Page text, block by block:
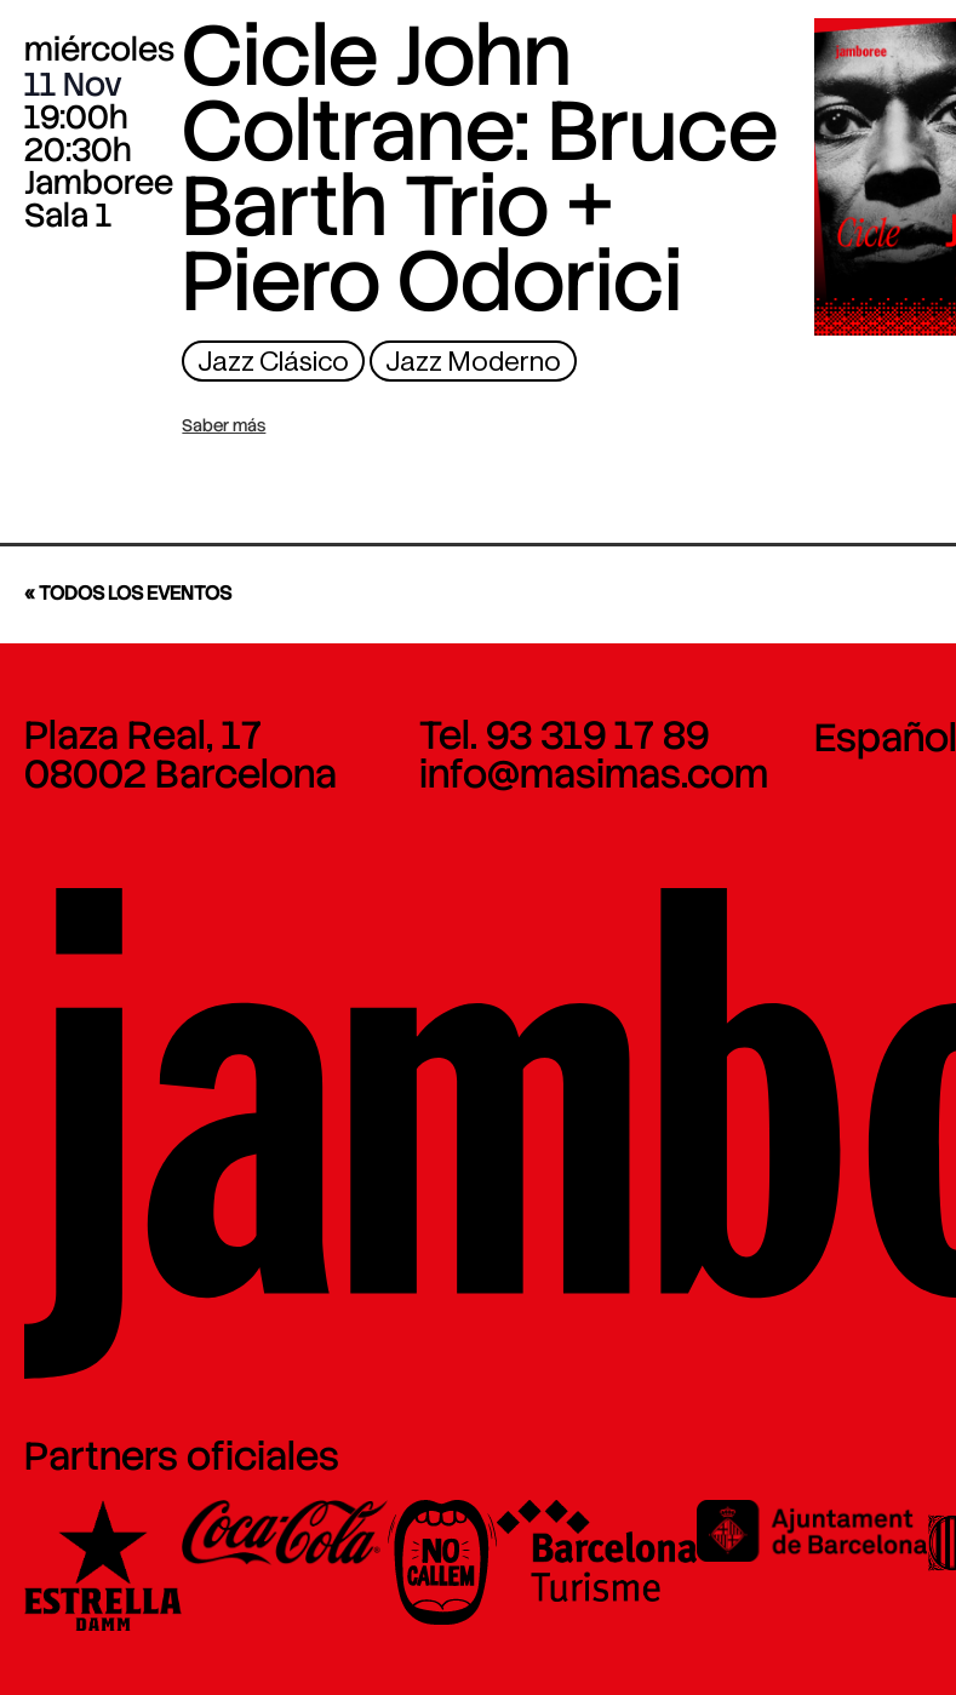
miércoles
11 Nov
19:00h
20:30h
Jamboree
Sala 1
Cicle John
Coltrane: Bruce
Barth Trio +
Piero Odorici
Jazz Clásico Jazz Moderno
Saber más
« TODOS LOS EVENTOS
Plaza Real, 17
08002 Barcelona
Tel. 93 319 17 89
info@masimas.com
Español
Partners oficiales